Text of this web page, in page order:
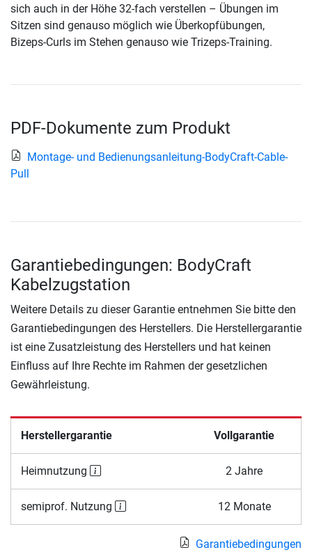
sich auch in der Höhe 32-fach verstellen – Übungen im
Sitzen sind genauso möglich wie Überkopfübungen,
Bizeps-Curls im Stehen genauso wie Trizeps-Training.
PDF-Dokumente zum Produkt
Montage- und Bedienungsanleitung-BodyCraft-Cable-
Pull
Garantiebedingungen: BodyCraft
Kabelzugstation
Weitere Details zu dieser Garantie entnehmen Sie bitte den
Garantiebedingungen des Herstellers. Die Herstellergarantie
ist eine Zusatzleistung des Herstellers und hat keinen
Einfluss auf Ihre Rechte im Rahmen der gesetzlichen
Gewährleistung.
Herstellergarantie Vollgarantie
Heimnutzung 2 Jahre
semiprof. Nutzung 12 Monate
Garantiebedingungen